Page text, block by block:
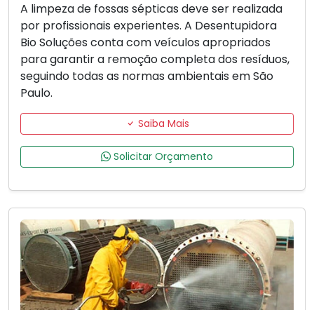
A limpeza de fossas sépticas deve ser realizada
por profissionais experientes. A Desentupidora
Bio Soluções conta com veículos apropriados
para garantir a remoção completa dos resíduos,
seguindo todas as normas ambientais em São
Paulo.
Saiba Mais
Solicitar Orçamento